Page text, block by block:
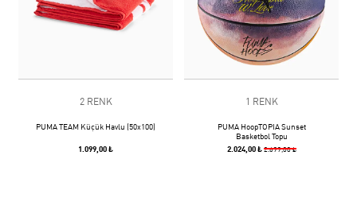
2 RENK
PUMA TEAM Küçük Havlu (50x100)
1.099,00 ₺
1 RENK
PUMA HoopTOPIA Sunset
Basketbol Topu
2.024,00 ₺ 2.699,00 ₺